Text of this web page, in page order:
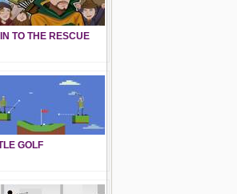
TO THE RESCUE
GOLF